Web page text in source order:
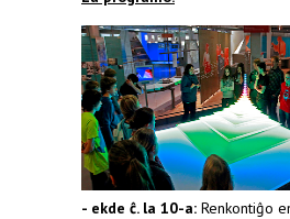
- ekde ĉ. la 10-a: Renkontiĝo